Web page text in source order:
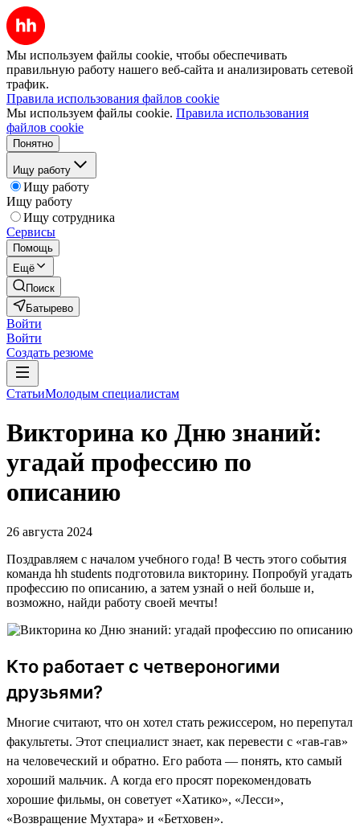
Мы используем файлы cookie, чтобы обеспечивать
правильную работу нашего веб-сайта и анализировать сетевой
трафик.
Правила использования файлов cookie
Мы используем файлы cookie. Правила использования
файлов cookie
Понятно
Ищу работу
Ищу работу
Ищу работу
Ищу сотрудника
Сервисы
Помощь
Ещё
Поиск
Батырево
Войти
Войти
Создать резюме
СтатьиМолодым специалистам
Викторина ко Дню знаний:
угадай профессию по
описанию
26 августа 2024
Поздравляем с началом учебного года! В честь этого события
команда hh students подготовила викторину. Попробуй угадать
профессию по описанию, а затем узнай о ней больше и,
возможно, найди работу своей мечты!
Кто работает с четвероногими
друзьями?
Многие считают, что он хотел стать режиссером, но перепутал
факультеты. Этот специалист знает, как перевести с «гав-гав»
на человеческий и обратно. Его работа — понять, кто самый
хороший мальчик. А когда его просят порекомендовать
хорошие фильмы, он советует «Хатико», «Лесси»,
«Возвращение Мухтара» и «Бетховен».